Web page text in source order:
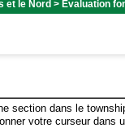
et le Nord > Évaluation
section dans le
votre curseur dans